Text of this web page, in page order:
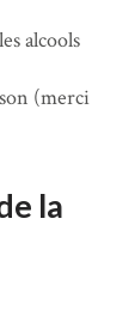
alcools
(merci
la